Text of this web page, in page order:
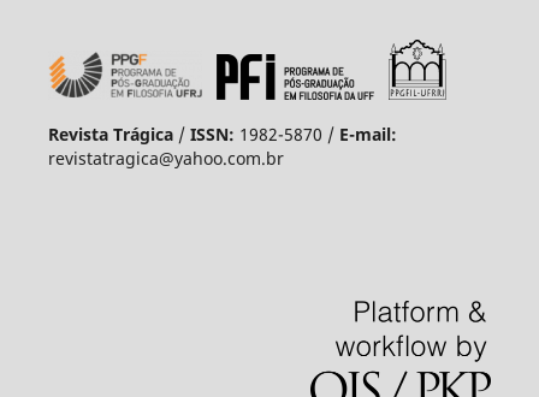
Revista Trágica/ ISSN: 1982-5870 / E-mail:
revistatragica@yahoo.com.br